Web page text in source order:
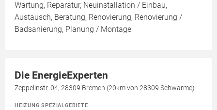
Wartung, Reparatur, Neuinstallation / Einbau,
Austausch, Beratung, Renovierung, Renovierung /
Badsanierung, Planung / Montage
Die EnergieExperten
Zeppelinstr. 04, 28309 Bremen (20km von 28309 Schwarme)
HEIZUNG SPEZIALGEBIETE